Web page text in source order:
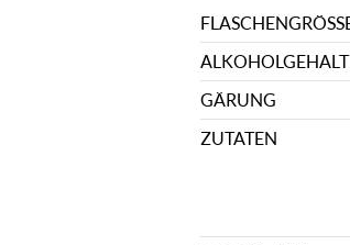
FLASCHENGRÖSSE
ALKOHOLGEHALT
GÄRUNG
ZUTATEN